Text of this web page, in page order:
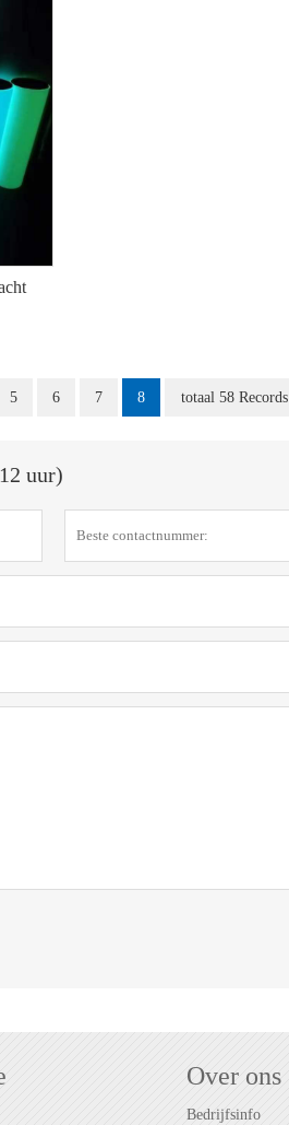
5 6 7 8 totaal 58 Records
uur)
Over ons
Bedrijfsinfo